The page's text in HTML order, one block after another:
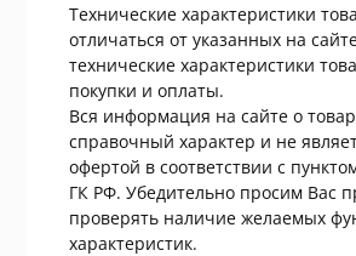
Технические характеристики
отличаться от указанных на
технические характеристики
покупки и оплаты.
Вся информация на сайте о
справочный характер и не
офертой в соответствии с
ГК РФ. Убедительно просим Вас
проверять наличие желаемых
характеристик.